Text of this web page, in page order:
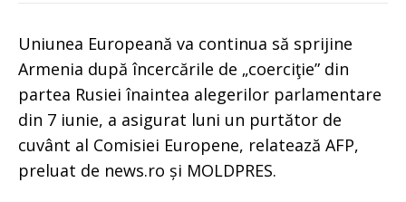
Uniunea Europeană va continua să sprijine
Armenia după încercările de „coerciţie” din
partea Rusiei înaintea alegerilor parlamentare
din 7 iunie, a asigurat luni un purtător de
cuvânt al Comisiei Europene, relatează AFP,
preluat de news.ro și MOLDPRES.